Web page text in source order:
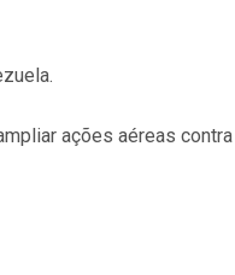
ações aéreas